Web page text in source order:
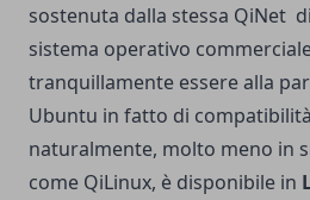
sostenuta dalla stessa QiNet
sistema operativo
tranquillamente essere alla
Ubuntu in fatto di
naturalmente, molto meno in
come QiLinux, è disponibile in